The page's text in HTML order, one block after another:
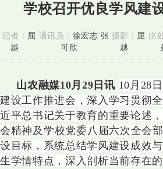
学校召开优良学风建
记者： 屈
越
通讯员： 徐宏志 张
可欣
摄影： 屈
越
出
山农融媒10月29日讯 10月28
建设工作推进会，深入学习贯彻
近平总书记关于教育的重要论述
会精神及学校党委八届六次全会
设目标，系统总结学风建设成效
生学情特点，深入剖析当前存在